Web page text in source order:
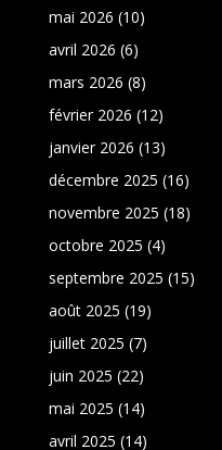
mai 2026 (10)
avril 2026 (6)
mars 2026 (8)
février 2026 (12)
janvier 2026 (13)
décembre 2025 (16)
novembre 2025 (18)
octobre 2025 (4)
septembre 2025 (15)
août 2025 (19)
juillet 2025 (7)
juin 2025 (22)
mai 2025 (14)
avril 2025 (14)